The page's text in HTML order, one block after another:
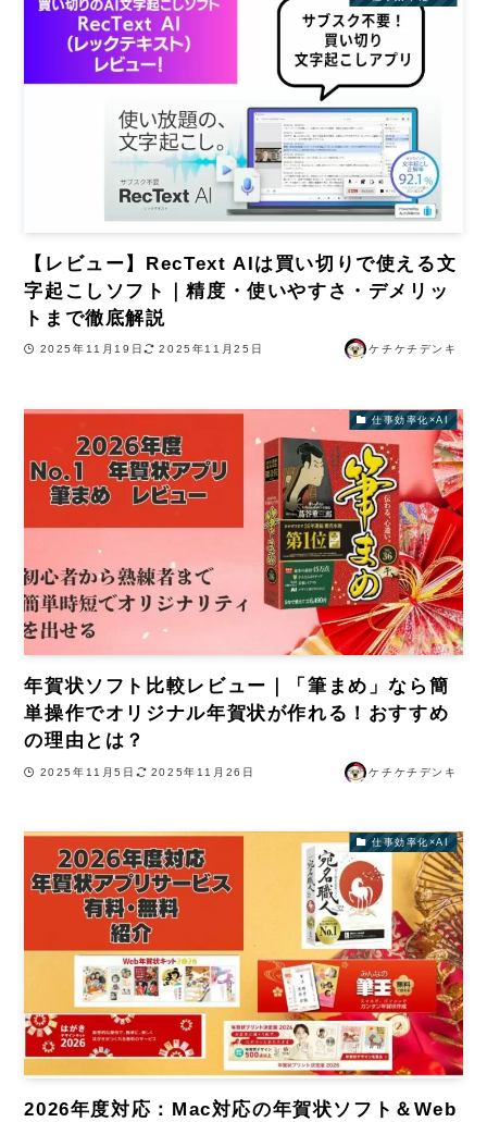
【レビュー】RecText AIは買い切りで使える文
字起こしソフト｜精度・使いやすさ・デメリッ
トまで徹底解説
2025年11月19日 2025年11月25日 ケチケチデンキ
仕事効率化×AI
年賀状ソフト比較レビュー｜「筆まめ」なら簡
単操作でオリジナル年賀状が作れる！おすすめ
の理由とは？
2025年11月5日 2025年11月26日 ケチケチデンキ
仕事効率化×AI
2026年度対応：Mac対応の年賀状ソフト＆Web